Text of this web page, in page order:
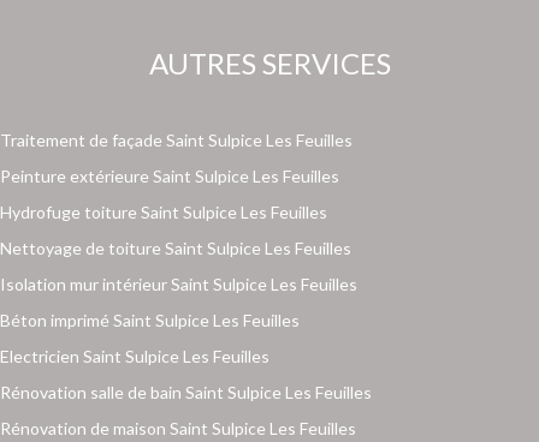
AUTRES SERVICES
Traitement de façade Saint Sulpice Les Feuilles
Peinture extérieure Saint Sulpice Les Feuilles
Hydrofuge toiture Saint Sulpice Les Feuilles
Nettoyage de toiture Saint Sulpice Les Feuilles
Isolation mur intérieur Saint Sulpice Les Feuilles
Béton imprimé Saint Sulpice Les Feuilles
Electricien Saint Sulpice Les Feuilles
Rénovation salle de bain Saint Sulpice Les Feuilles
Rénovation de maison Saint Sulpice Les Feuilles